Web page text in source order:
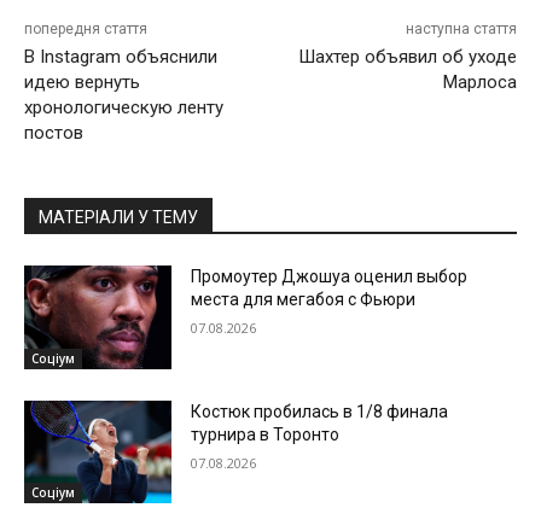
попередня стаття
В Instagram объяснили
идею вернуть
хронологическую ленту
постов
наступна стаття
Шахтер объявил об уходе
Марлоса
МАТЕРІАЛИ У ТЕМУ
Соціум
Промоутер Джошуа оценил выбор
места для мегабоя с Фьюри
07.08.2026
Соціум
Костюк пробилась в 1/8 финала
турнира в Торонто
07.08.2026